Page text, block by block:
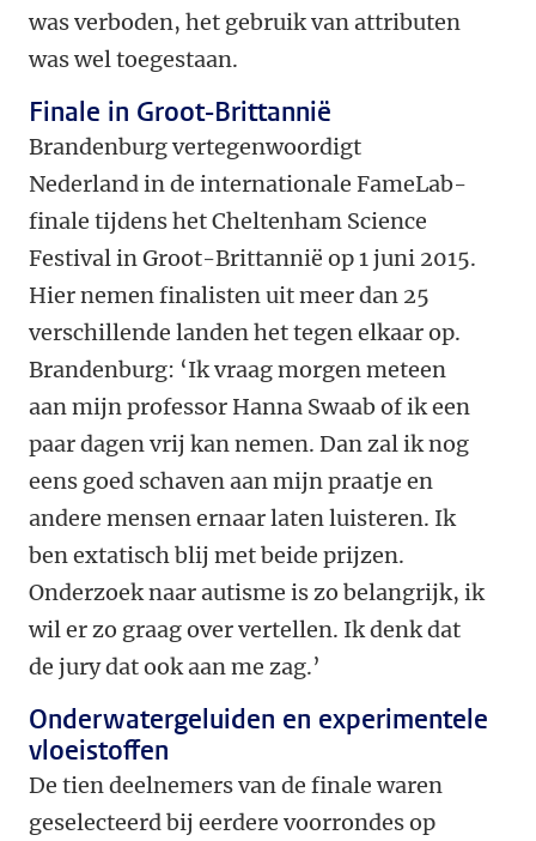
was verboden, het gebruik van attributen
was wel toegestaan.
Finale in Groot-Brittannië
Brandenburg vertegenwoordigt
Nederland in de internationale FameLab-
finale tijdens het Cheltenham Science
Festival in Groot-Brittannië op 1 juni 2015.
Hier nemen finalisten uit meer dan 25
verschillende landen het tegen elkaar op.
Brandenburg: ‘Ik vraag morgen meteen
aan mijn professor Hanna Swaab of ik een
paar dagen vrij kan nemen. Dan zal ik nog
eens goed schaven aan mijn praatje en
andere mensen ernaar laten luisteren. Ik
ben extatisch blij met beide prijzen.
Onderzoek naar autisme is zo belangrijk, ik
wil er zo graag over vertellen. Ik denk dat
de jury dat ook aan me zag.’
Onderwatergeluiden en experimentele
vloeistoffen
De tien deelnemers van de finale waren
geselecteerd bij eerdere voorrondes op